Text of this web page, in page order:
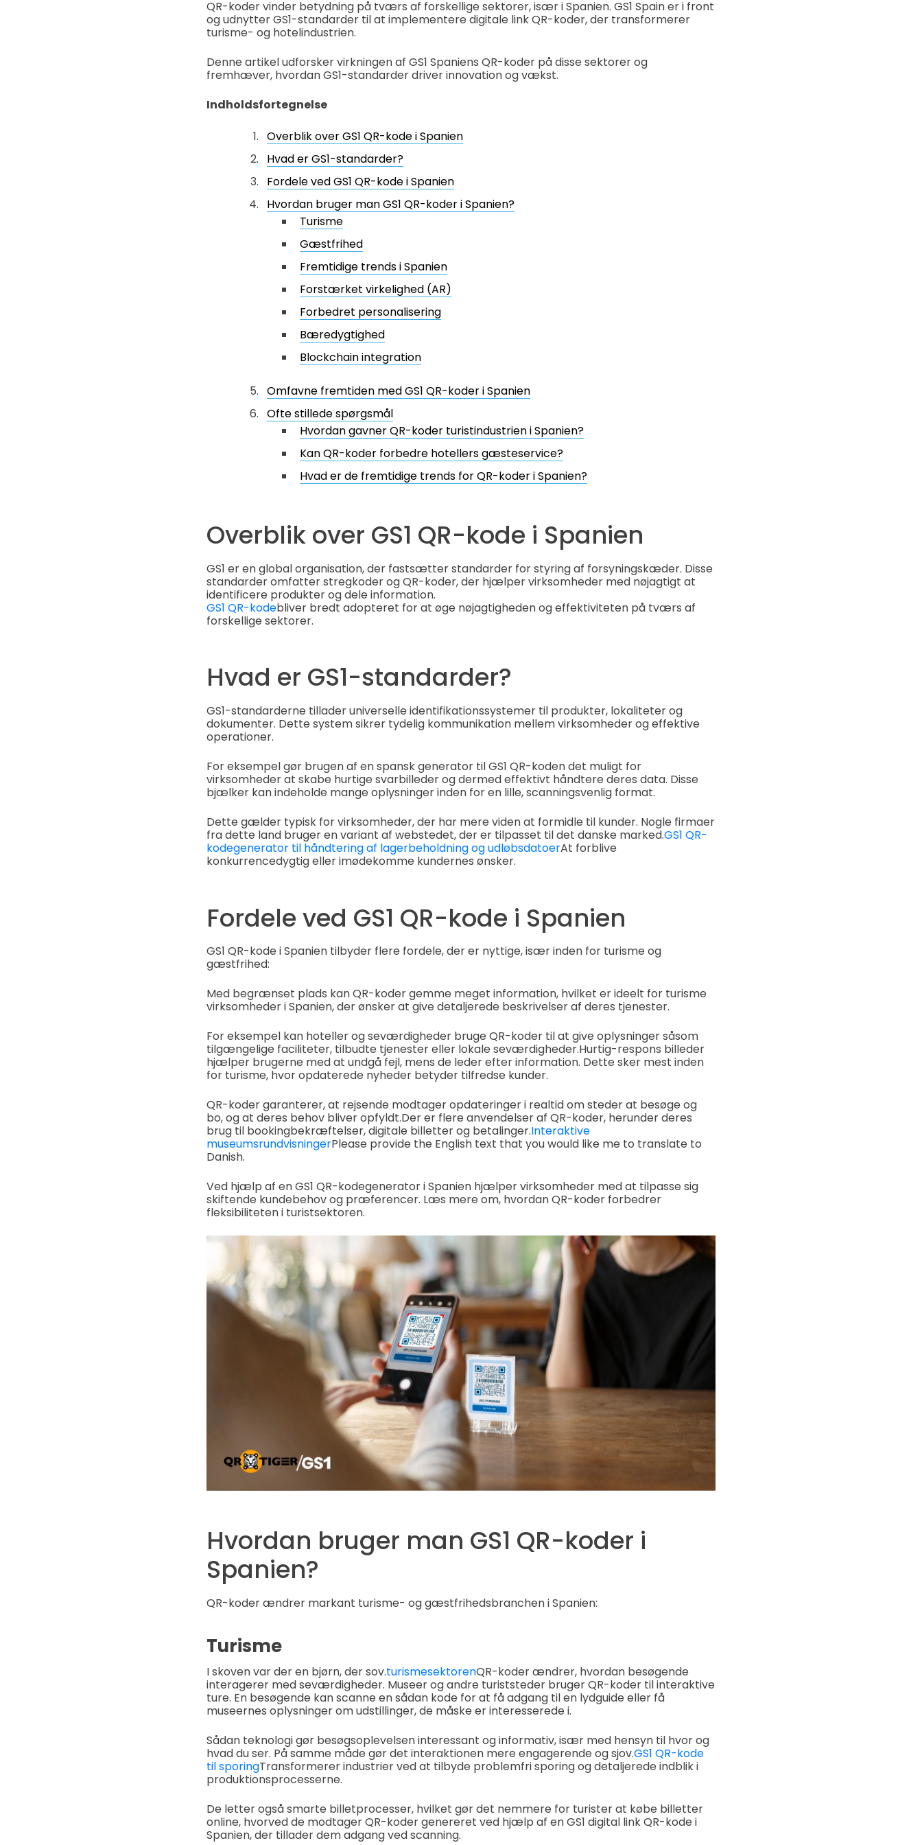
QR-koder vinder betydning på tværs af forskellige sektorer, især i Spanien. GS1 Spain er i front
og udnytter GS1-standarder til at implementere digitale link QR-koder, der transformerer
turisme- og hotelindustrien.
Denne artikel udforsker virkningen af ​​GS1 Spaniens QR-koder på disse sektorer og
fremhæver, hvordan GS1-standarder driver innovation og vækst.
Indholdsfortegnelse
Overblik over GS1 QR-kode i Spanien
Hvad er GS1-standarder?
Fordele ved GS1 QR-kode i Spanien
Hvordan bruger man GS1 QR-koder i Spanien?
Turisme
Gæstfrihed
Fremtidige trends i Spanien
Forstærket virkelighed (AR)
Forbedret personalisering
Bæredygtighed
Blockchain integration
Omfavne fremtiden med GS1 QR-koder i Spanien
Ofte stillede spørgsmål
Hvordan gavner QR-koder turistindustrien i Spanien?
Kan QR-koder forbedre hotellers gæsteservice?
Hvad er de fremtidige trends for QR-koder i Spanien?
Overblik over GS1 QR-kode i Spanien
GS1 er en global organisation, der fastsætter standarder for styring af forsyningskæder. Disse
standarder omfatter stregkoder og QR-koder, der hjælper virksomheder med nøjagtigt at
identificere produkter og dele information.
GS1 QR-kodebliver bredt adopteret for at øge nøjagtigheden og effektiviteten på tværs af
forskellige sektorer.
Hvad er GS1-standarder?
GS1-standarderne tillader universelle identifikationssystemer til produkter, lokaliteter og
dokumenter. Dette system sikrer tydelig kommunikation mellem virksomheder og effektive
operationer.
For eksempel gør brugen af en spansk generator til GS1 QR-koden det muligt for
virksomheder at skabe hurtige svarbilleder og dermed effektivt håndtere deres data. Disse
bjælker kan indeholde mange oplysninger inden for en lille, scanningsvenlig format.
Dette gælder typisk for virksomheder, der har mere viden at formidle til kunder. Nogle firmaer
fra dette land bruger en variant af webstedet, der er tilpasset til det danske marked.GS1 QR-
kodegenerator til håndtering af lagerbeholdning og udløbsdatoerAt forblive
konkurrencedygtig eller imødekomme kundernes ønsker.
Fordele ved GS1 QR-kode i Spanien
GS1 QR-kode i Spanien tilbyder flere fordele, der er nyttige, især inden for turisme og
gæstfrihed:
Med begrænset plads kan QR-koder gemme meget information, hvilket er ideelt for turisme
virksomheder i Spanien, der ønsker at give detaljerede beskrivelser af deres tjenester.
For eksempel kan hoteller og seværdigheder bruge QR-koder til at give oplysninger såsom
tilgængelige faciliteter, tilbudte tjenester eller lokale seværdigheder.Hurtig-respons billeder
hjælper brugerne med at undgå fejl, mens de leder efter information. Dette sker mest inden
for turisme, hvor opdaterede nyheder betyder tilfredse kunder.
QR-koder garanterer, at rejsende modtager opdateringer i realtid om steder at besøge og
bo, og at deres behov bliver opfyldt.Der er flere anvendelser af QR-koder, herunder deres
brug til bookingbekræftelser, digitale billetter og betalinger.Interaktive
museumsrundvisningerPlease provide the English text that you would like me to translate to
Danish.
Ved hjælp af en GS1 QR-kodegenerator i Spanien hjælper virksomheder med at tilpasse sig
skiftende kundebehov og præferencer. Læs mere om, hvordan QR-koder forbedrer
fleksibiliteten i turistsektoren.
Hvordan bruger man GS1 QR-koder i
Spanien?
QR-koder ændrer markant turisme- og gæstfrihedsbranchen i Spanien:
Turisme
I skoven var der en bjørn, der sov.turismesektorenQR-koder ændrer, hvordan besøgende
interagerer med seværdigheder. Museer og andre turiststeder bruger QR-koder til interaktive
ture. En besøgende kan scanne en sådan kode for at få adgang til en lydguide eller få
museernes oplysninger om udstillinger, de måske er interesserede i.
Sådan teknologi gør besøgsoplevelsen interessant og informativ, især med hensyn til hvor og
hvad du ser. På samme måde gør det interaktionen mere engagerende og sjov.GS1 QR-kode
til sporingTransformerer industrier ved at tilbyde problemfri sporing og detaljerede indblik i
produktionsprocesserne.
De letter også smarte billetprocesser, hvilket gør det nemmere for turister at købe billetter
online, hvorved de modtager QR-koder genereret ved hjælp af en GS1 digital link QR-kode i
Spanien, der tillader dem adgang ved scanning.